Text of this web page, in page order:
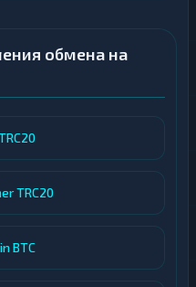
обмена на
TRC20
BTC